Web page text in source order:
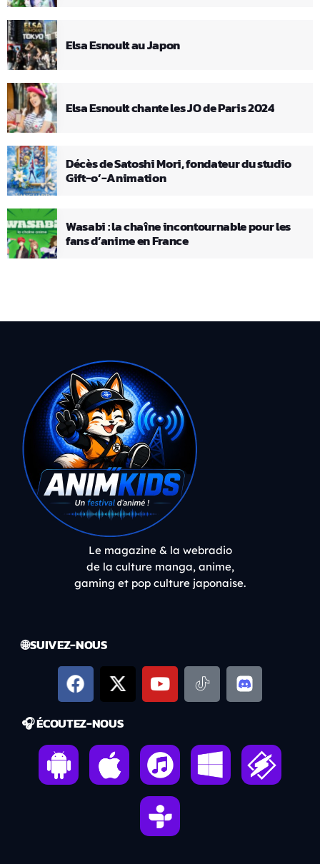
Elsa Esnoult au Japon
Elsa Esnoult chante les JO de Paris 2024
Décès de Satoshi Mori, fondateur du studio
Gift-o’-Animation
Wasabi : la chaîne incontournable pour les
fans d’anime en France
Le magazine & la webradio
de la culture manga, anime,
gaming et pop culture japonaise.
🌐 SUIVEZ-NOUS
🎧 ÉCOUTEZ-NOUS